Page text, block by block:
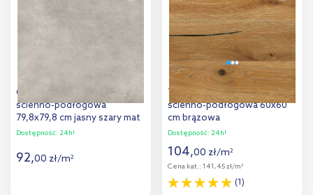
porównania
Cersanit Colin płytka
ścienno-podłogowa
79,8x79,8 cm jasny szary mat
Dostępność: 24h!
92,00 zł/m2
Tarrace Timber płytka
ścienno-podłogowa 60x60
cm brązowa
Dostępność: 24h!
104,00 zł/m2
Cena kat.: 141,45 zł/m2
(1)